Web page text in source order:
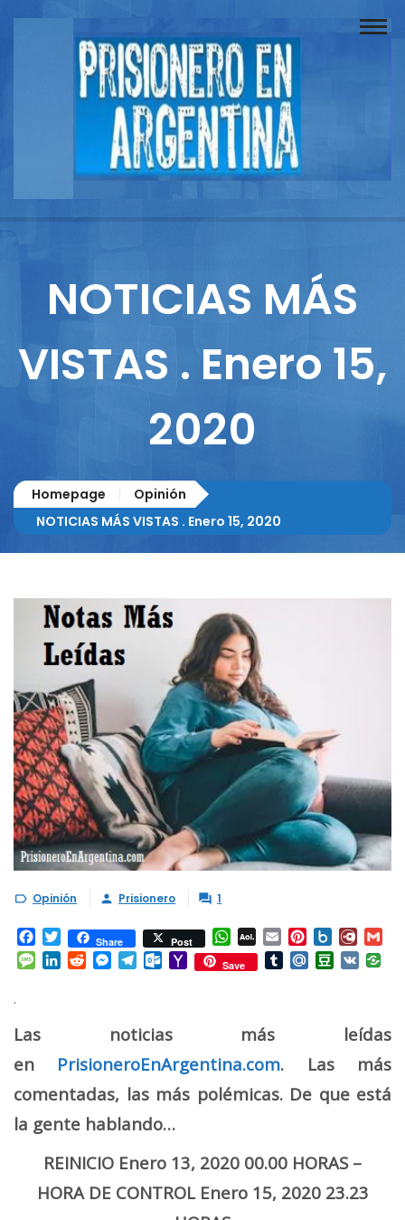
Buscador
Documentos
Reportajes
Columnistas
NOTICIAS MÁS
VISTAS . Enero 15,
2020
Homepage
Opinión
NOTICIAS MÁS VISTAS . Enero 15, 2020
 Opinión  Prisionero  1
Facebook
TwitterShare Post WhatsApp
AOL
Mail
Email Pinterest
Box.net
Message
LinkedInRedditMessenger
TelegramOutlook.com
YahooSave TumblrMail.RuDouban
VK
.
Las noticias más leídas
en PrisioneroEnArgentina.com. Las más
comentadas, las más polémicas. De que está
la gente hablando…
REINICIO Enero 13, 2020 00.00 HORAS –
HORA DE CONTROL Enero 15, 2020 23.23